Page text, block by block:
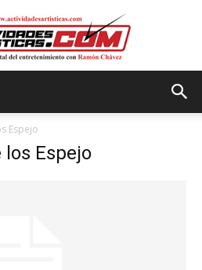
Espejo
los Espejo